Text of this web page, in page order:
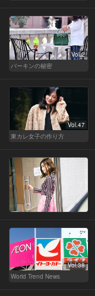
Vol.2
バーキンの秘密
Vol.47
東カレ女子の作り方
Vol.38
World Trend News